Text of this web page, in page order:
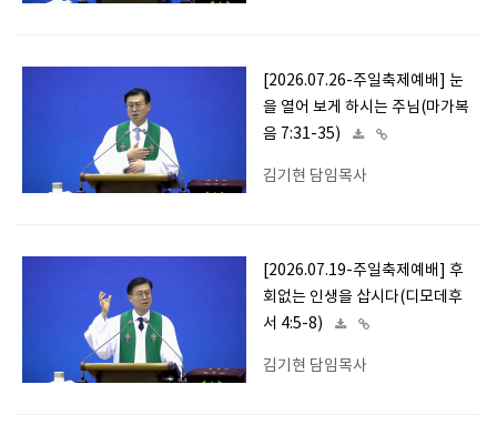
[2026.07.26-주일축제예배] 눈
을 열어 보게 하시는 주님(마가복
음 7:31-35)
김기현 담임목사
[2026.07.19-주일축제예배] 후
회없는 인생을 삽시다(디모데후
서 4:5-8)
김기현 담임목사